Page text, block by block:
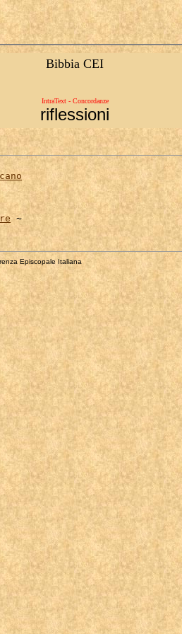
Bibbia CEI
IntraText - Concordanze
riflessioni
Episcopale Italiana